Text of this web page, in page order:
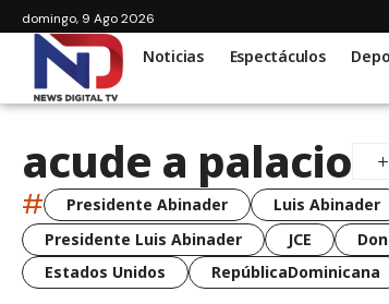
domingo, 9 Ago 2026
Noticias Espectáculos
acude a palacio
# Presidente Abinader Luis Abinader
Presidente Luis Abinader
JCE
Estados Unidos
RepúblicaDominicana